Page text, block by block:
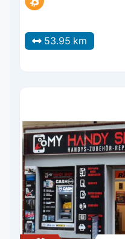
53.95 km